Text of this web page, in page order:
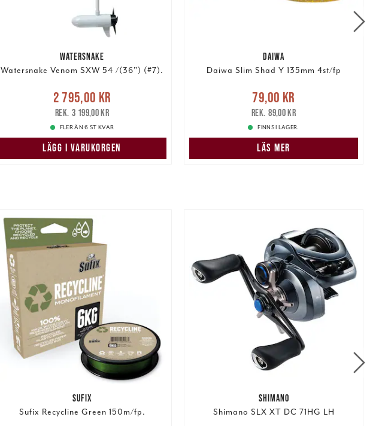
WATERSNAKE
Watersnake Venom SXW 54 /(36") (#7).
Nuvarande pris
2 795,00 krTidigare pris
3 199,00 kr
2 795,00 kr
3 199,00 kr
FLER ÄN 6 ST KVAR
LÄGG I VARUKORGEN
DAIWA
Daiwa Slim Shad Y 135mm 4st/fp
Nuvarande pris:79,00 kr
pris:89,00 kr
79,00 kr
89,00 kr
FINNS I LAGER.
LÄS MER
SUFIX
Sufix Recycline Green 150m/fp.
SHIMANO
Shimano SLX XT DC 71HG LH